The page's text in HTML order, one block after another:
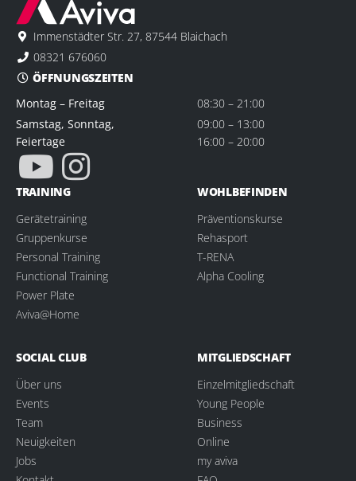
Immenstädter Str. 27, 87544 Blaichach
08321 676060
ÖFFNUNGSZEITEN
Montag – Freitag
08:30 – 21:00
Samstag, Sonntag,
Feiertage
09:00 – 13:00
16:00 – 20:00
TRAINING
Gerätetraining
Gruppenkurse
Personal Training
Functional Training
Power Plate
Aviva@Home
WOHLBEFINDEN
Präventionskurse
Rehasport
T-RENA
Alpha Cooling
SOCIAL CLUB
Über uns
Events
Team
Neuigkeiten
Jobs
MITGLIEDSCHAFT
Einzelmitgliedschaft
Young People
Business
Online
my aviva